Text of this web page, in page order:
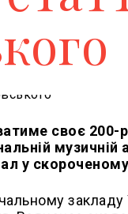
своє 200-
музичній
у
закладу